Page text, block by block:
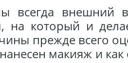
всегда внешний
на который и
прежде всего
макияж и как